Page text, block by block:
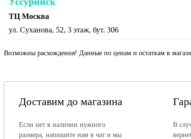
ТЦ Москва
ул. Суханова, 52, 3 этаж, бут. 306
Возможны расхождения! Данные по ценам и остаткам в
Доставим до магазина
Если нет в наличии нужного
размера, напишите нам в чат и мы
В